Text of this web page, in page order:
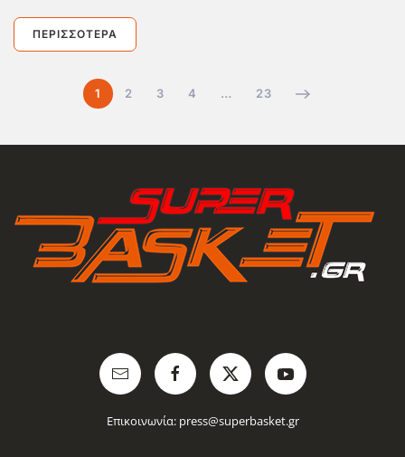
ΠΕΡΙΣΣΌΤΕΡΑ
1 2 3 4 … 23
Επικοινωνία: press@superbasket.gr